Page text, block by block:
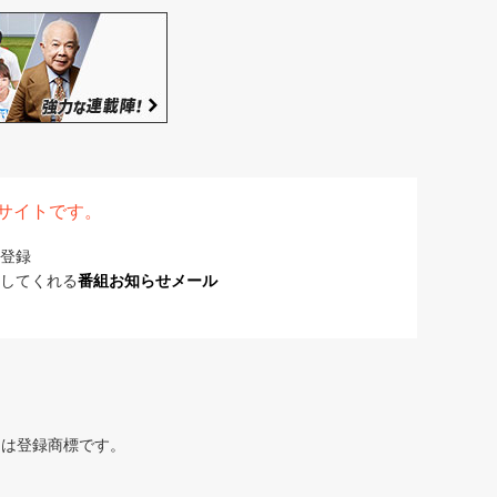
イトです。
録
てくれる番組お知らせメール
登録商標です。